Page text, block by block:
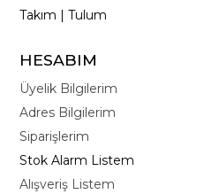
Takım | Tulum
HESABIM
Üyelik Bilgilerim
Adres Bilgilerim
Siparişlerim
Stok Alarm Listem
Alışveriş Listem